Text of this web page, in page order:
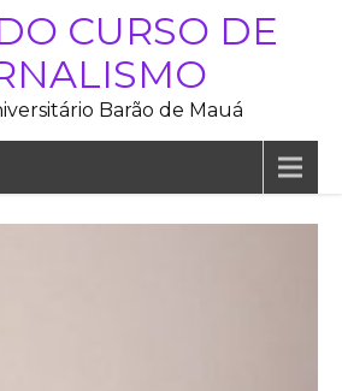
CURSO DE
Barão de Mauá